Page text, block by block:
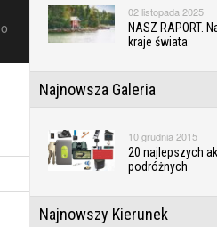
02 listopada 2025
NASZ RAPORT.
kraje świata
Najnowsza Galeria
10 grudnia 2015
20 najlepszych
podróżnych
Najnowszy Kierunek